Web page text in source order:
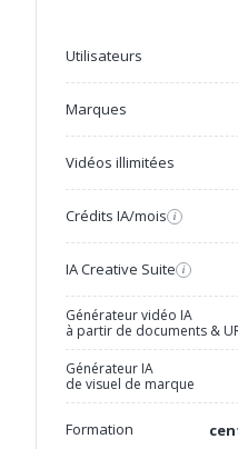
Utilisateurs
Marques
Vidéos illimitées
Crédits IA/mois i
IA Creative Suite i
Générateur vidéo IA
à partir de documents &
Générateur IA
de visuel de marque
Formation